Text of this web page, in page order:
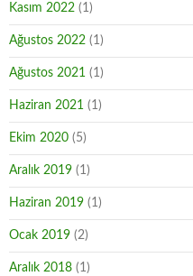
Kasım 2022 (1)
Ağustos 2022 (1)
Ağustos 2021 (1)
Haziran 2021 (1)
Ekim 2020 (5)
Aralık 2019 (1)
Haziran 2019 (1)
Ocak 2019 (2)
Aralık 2018 (1)